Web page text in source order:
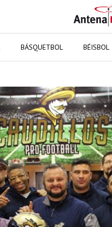
BÁSQUETBOL BÉISBOL